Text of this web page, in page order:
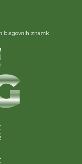
blagovnih znamk.